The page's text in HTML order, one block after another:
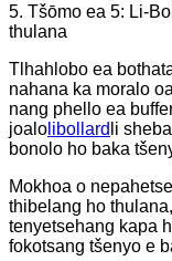
5. Tšōmo ea 5: Li-
thulana
Tlhahlobo ea
nahana ka moralo
nang phello ea
joalo libollard li
bonolo ho baka
Mokhoa o
thibelang ho
tenyetsehang kapa
fokotsang tšenyo e